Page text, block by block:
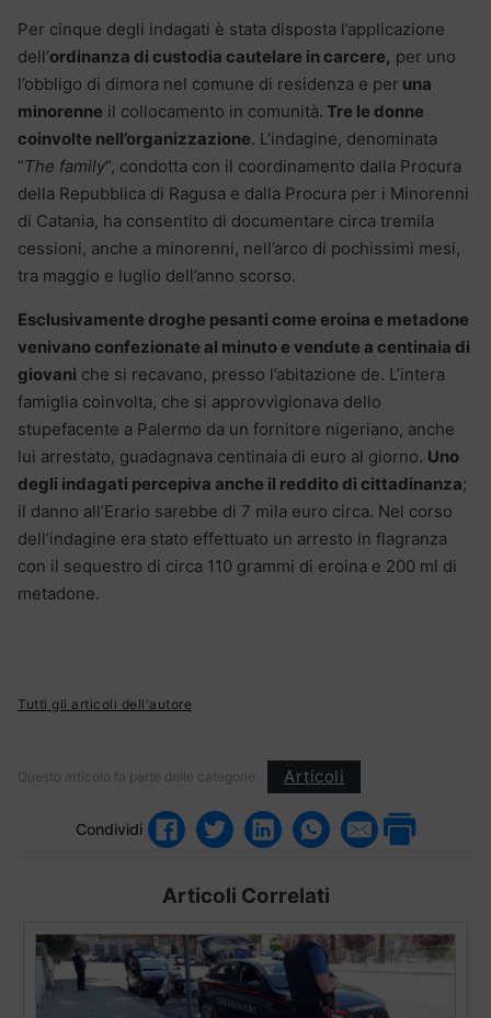
Per cinque degli indagati è stata disposta l’applicazione
dell’ordinanza di custodia cautelare in carcere, per uno
l’obbligo di dimora nel comune di residenza e per una
minorenne il collocamento in comunità. Tre le donne
coinvolte nell’organizzazione. L’indagine, denominata
“The family“, condotta con il coordinamento dalla Procura
della Repubblica di Ragusa e dalla Procura per i Minorenni
di Catania, ha consentito di documentare circa tremila
cessioni, anche a minorenni, nell’arco di pochissimi mesi,
tra maggio e luglio dell’anno scorso.
Esclusivamente droghe pesanti come eroina e metadone
venivano confezionate al minuto e vendute a centinaia di
giovani che si recavano, presso l’abitazione de. L’intera
famiglia coinvolta, che si approvvigionava dello
stupefacente a Palermo da un fornitore nigeriano, anche
lui arrestato, guadagnava centinaia di euro al giorno. Uno
degli indagati percepiva anche il reddito di cittadinanza;
il danno all’Erario sarebbe di 7 mila euro circa. Nel corso
dell’indagine era stato effettuato un arresto in flagranza
con il sequestro di circa 110 grammi di eroina e 200 ml di
metadone.
Tutti gli articoli dell'autore
Questo articolo fa parte delle categorie: Articoli
Condividi
Articoli Correlati